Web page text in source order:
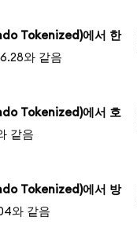
Tokenized)에서 한
와 같음
Tokenized)에서 호
같음
Tokenized)에서 방
와 같음